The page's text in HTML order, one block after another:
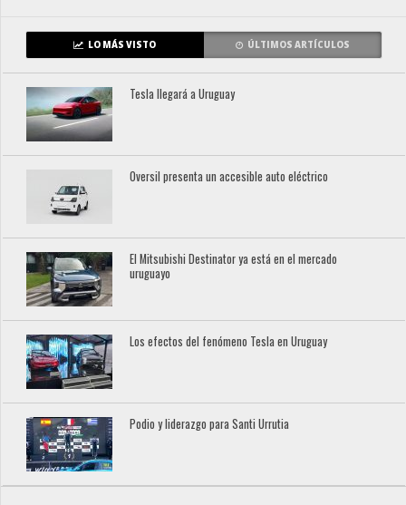
LO MÁS VISTO ÚLTIMOS ARTÍCULOS
Tesla llegará a Uruguay
Oversil presenta un accesible auto eléctrico
El Mitsubishi Destinator ya está en el mercado
uruguayo
Los efectos del fenómeno Tesla en Uruguay
Podio y liderazgo para Santi Urrutia